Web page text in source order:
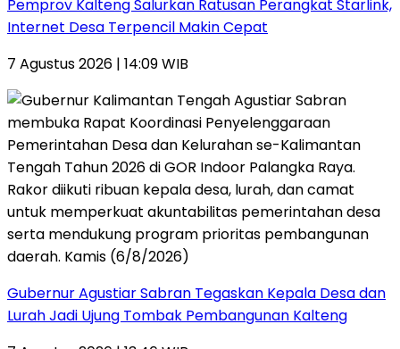
Pemprov Kalteng Salurkan Ratusan Perangkat Starlink,
Internet Desa Terpencil Makin Cepat
7 Agustus 2026 | 14:09 WIB
Gubernur Agustiar Sabran Tegaskan Kepala Desa dan
Lurah Jadi Ujung Tombak Pembangunan Kalteng